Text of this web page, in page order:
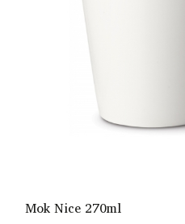
Mok Nice 270ml